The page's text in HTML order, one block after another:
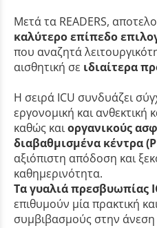
Μετά τα READERS,
καλύτερο επίπεδο
που αναζητά
αισθητική σε ιδιαίτερα
Η σειρά ICU συνδυάζει
εργονομική και ανθεκτική
καθώς καιοργανικούς
διαβαθμισμένα κέντρα
αξιόπιστη απόδοση και
καθημερινότητα.
Τα γυαλιά πρεσβυωπίας
επιθυμούν μία πρακτική
συμβιβασμούς στην άνεση